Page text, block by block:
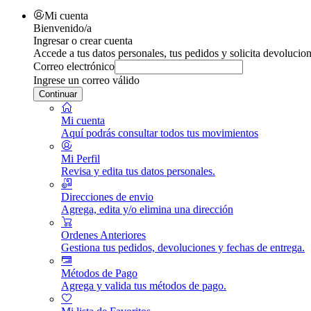
Mi cuenta
Bienvenido/a
Ingresar o crear cuenta
Accede a tus datos personales, tus pedidos y solicita
Correo electrónico
Ingrese un correo válido
Continuar
Mi cuenta
Aquí podrás consultar todos tus movimientos
Mi Perfil
Revisa y edita tus datos personales.
Direcciones de envio
Agrega, edita y/o elimina una dirección
Ordenes Anteriores
Gestiona tus pedidos, devoluciones y fechas de entrega.
Métodos de Pago
Agrega y valida tus métodos de pago.